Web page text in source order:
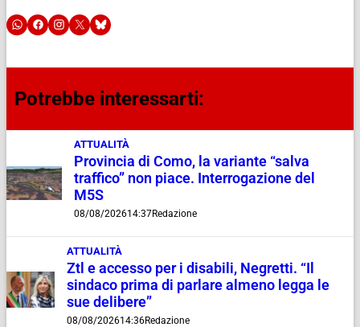
Potrebbe interessarti:
ATTUALITÀ
Provincia di Como, la variante “salva
traffico” non piace. Interrogazione del
M5S
08/08/202614:37Redazione
ATTUALITÀ
Ztl e accesso per i disabili, Negretti. “Il
sindaco prima di parlare almeno legga le
sue delibere”
08/08/202614:36Redazione